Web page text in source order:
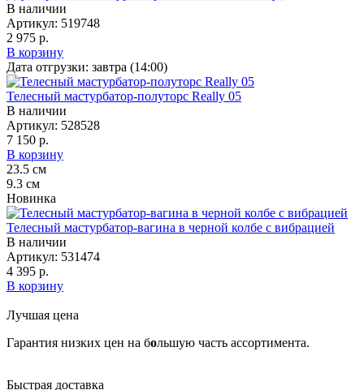
В наличии
Артикул: 519748
2 975 р.
В корзину
Дата отгрузки: завтра (14:00)
Телесный мастурбатор-полуторс Really 05
В наличии
Артикул: 528528
7 150 р.
В корзину
23.5 см
9.3 см
Новинка
Телесный мастурбатор-вагина в черной колбе с вибрацией
В наличии
Артикул: 531474
4 395 р.
В корзину
Лучшая цена
Гарантия низких цен на большую часть ассортимента.
Быстрая доставка